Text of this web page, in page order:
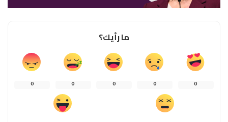
ما رأيك؟
0
0
0
0
0